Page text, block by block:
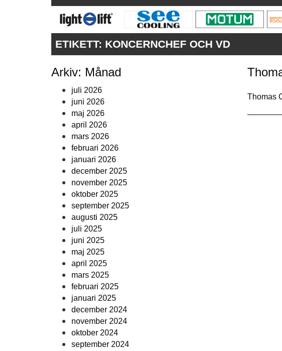
ETIKETT: KONCERNCHEF OCH VD
Arkiv: Månad
juli 2026
juni 2026
maj 2026
april 2026
mars 2026
februari 2026
januari 2026
december 2025
november 2025
oktober 2025
september 2025
augusti 2025
juli 2025
juni 2025
maj 2025
april 2025
mars 2025
februari 2025
januari 2025
december 2024
november 2024
oktober 2024
september 2024
Thomas